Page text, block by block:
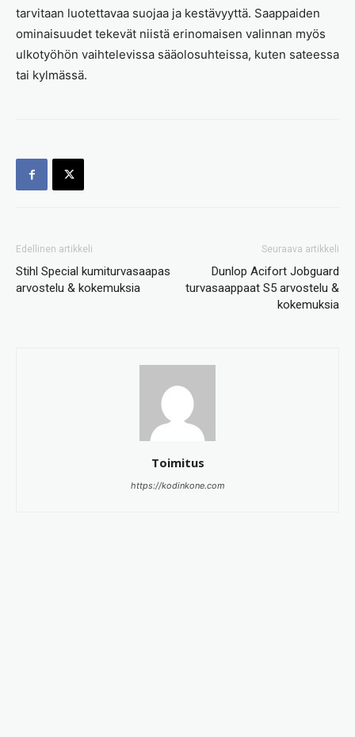
tarvitaan luotettavaa suojaa ja kestävyyttä. Saappaiden
ominaisuudet tekevät niistä erinomaisen valinnan myös
ulkotyöhön vaihtelevissa sääolosuhteissa, kuten sateessa
tai kylmässä.
Edellinen artikkeli
Stihl Special kumiturvasaapas
arvostelu & kokemuksia
Seuraava artikkeli
Dunlop Acifort Jobguard
turvasaappaat S5 arvostelu &
kokemuksia
Toimitus
https://kodinkone.com